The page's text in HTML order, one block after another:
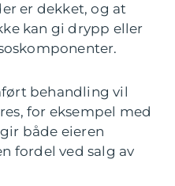
er dekket, og at
kan gi drypp eller
behandling vil
for eksempel med
både eieren
fordel ved salg av